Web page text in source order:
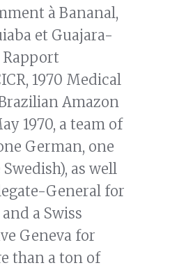
à Bananal,
et Guajara-
Rapport
1970 Medical
Amazon
1970, a team of
German, one
as well
General for
a Swiss
Geneva for
than a ton of